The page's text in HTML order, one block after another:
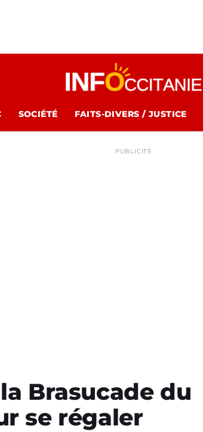
SOCIÉTÉ FAITS-DIVERS / JUSTICE
PUBLICITÉ
Brasucade du
se régaler